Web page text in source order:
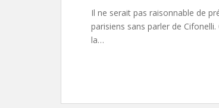
Il ne serait pas raisonnable de
parisiens sans parler de
la…